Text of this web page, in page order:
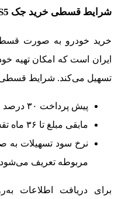
شرایط قسطی خرید جک S5
خرید خودرو به صورت
ایران است که امکان تهیه
تسهیل می‌کند. شرایط قسطی
پیش پرداخت ۳۰ درصد از قیمت خودرو
مابقی مبلغ تا ۳۶ ماه تقسیط می‌شود
نرخ سود تسهیلات به
مربوطه تعریف می‌شود
برای دریافت اطلاعات